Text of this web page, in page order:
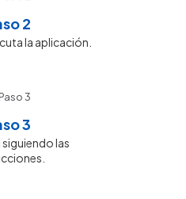
2
la aplicación.
3
las